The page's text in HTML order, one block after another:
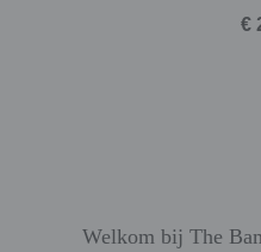
€
Welkom bij The